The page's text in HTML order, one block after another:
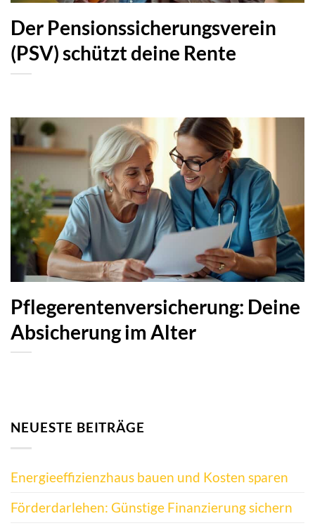
Der Pensionssicherungsverein
(PSV) schützt deine Rente
Pflegerentenversicherung: Deine
Absicherung im Alter
NEUESTE BEITRÄGE
Energieeffizienzhaus bauen und Kosten sparen
Förderdarlehen: Günstige Finanzierung sichern